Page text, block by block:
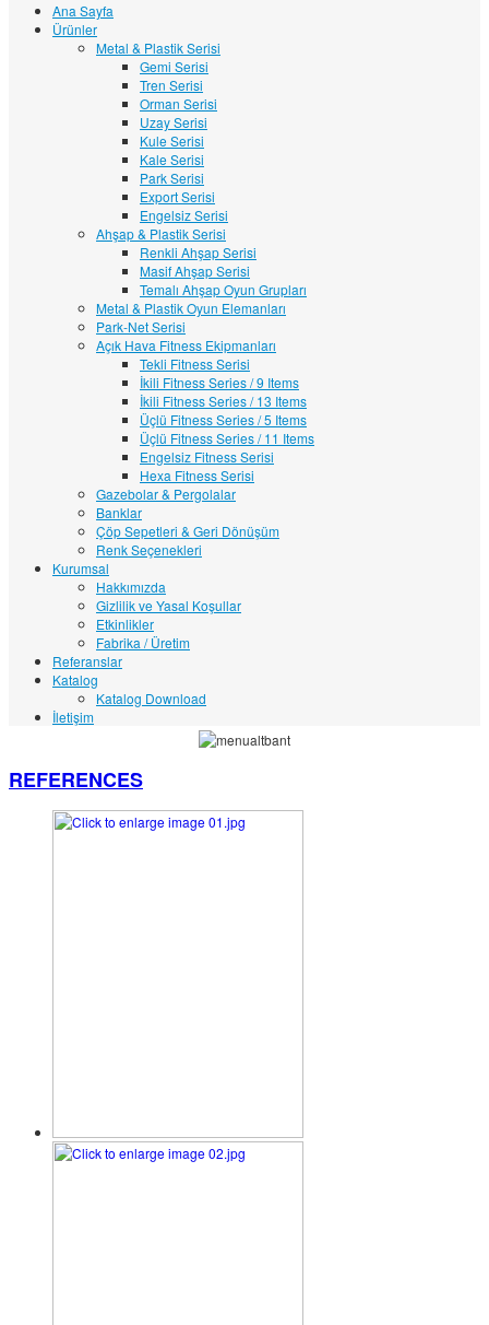
Ana Sayfa
Ürünler
Metal & Plastik Serisi
Gemi Serisi
Tren Serisi
Orman Serisi
Uzay Serisi
Kule Serisi
Kale Serisi
Park Serisi
Export Serisi
Engelsiz Serisi
Ahşap & Plastik Serisi
Renkli Ahşap Serisi
Masif Ahşap Serisi
Temalı Ahşap Oyun Grupları
Metal & Plastik Oyun Elemanları
Park-Net Serisi
Açık Hava Fitness Ekipmanları
Tekli Fitness Serisi
İkili Fitness Series / 9 Items
İkili Fitness Series / 13 Items
Üçlü Fitness Series / 5 Items
Üçlü Fitness Series / 11 Items
Engelsiz Fitness Serisi
Hexa Fitness Serisi
Gazebolar & Pergolalar
Banklar
Çöp Sepetleri & Geri Dönüşüm
Renk Seçenekleri
Kurumsal
Hakkımızda
Gizlilik ve Yasal Koşullar
Etkinlikler
Fabrika / Üretim
Referanslar
Katalog
Katalog Download
İletişim
REFERENCES